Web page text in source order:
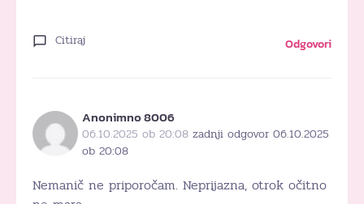
Citiraj Odgovori
Anonimno 8006
06.10.2025 ob 20:08 zadnji odgovor 06.10.2025
ob 20:08
Nemanič ne priporočam. Neprijazna, otrok očitno